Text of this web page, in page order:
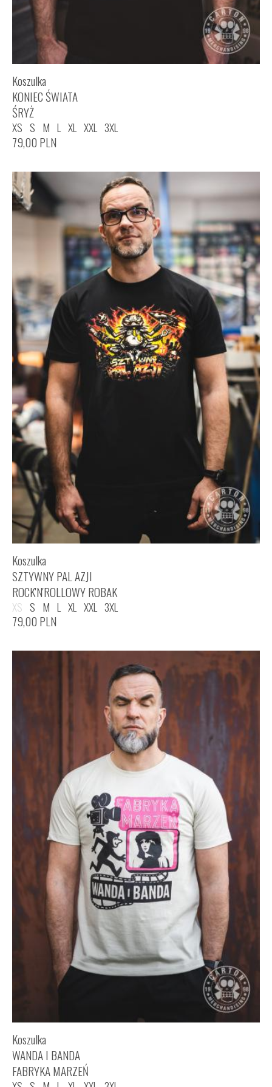
Koszulka
KONIEC ŚWIATA
ŚRYŻ
XS S M L XL XXL 3XL
79,00 PLN
Koszulka
SZTYWNY PAL AZJI
ROCK'N'ROLLOWY ROBAK
XS S M L XL XXL 3XL
79,00 PLN
Koszulka
WANDA I BANDA
FABRYKA MARZEŃ